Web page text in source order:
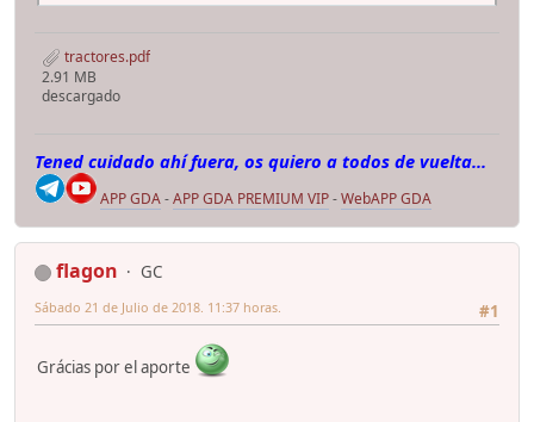
tractores.pdf
2.91 MB
descargado
Tened cuidado ahí fuera, os quiero a todos de vuelta...
APP GDA-APP GDA PREMIUM VIP-WebAPP GDA
flagon
GC
#1
Sábado 21 de Julio de 2018. 11:37 horas.
Grácias por el aporte